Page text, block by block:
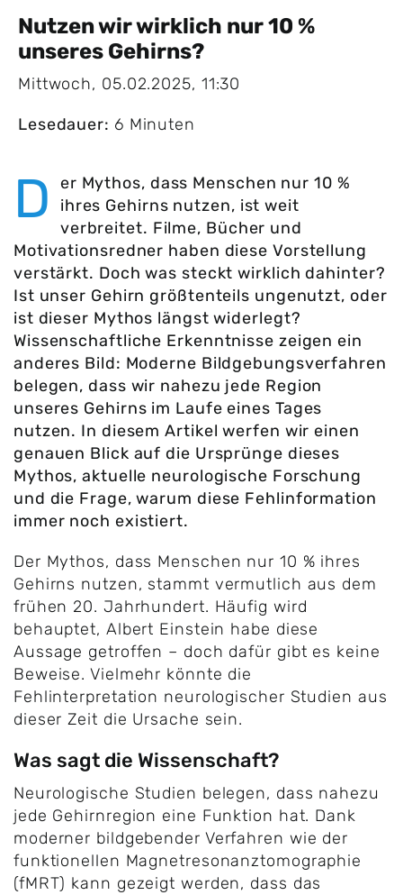
Nutzen wir wirklich nur 10 %
unseres Gehirns?
Mittwoch, 05.02.2025, 11:30
Lesedauer: 6 Minuten
D
er Mythos, dass Menschen nur 10 %
ihres Gehirns nutzen, ist weit
verbreitet. Filme, Bücher und
Motivationsredner haben diese Vorstellung
verstärkt. Doch was steckt wirklich dahinter?
Ist unser Gehirn größtenteils ungenutzt, oder
ist dieser Mythos längst widerlegt?
Wissenschaftliche Erkenntnisse zeigen ein
anderes Bild: Moderne Bildgebungsverfahren
belegen, dass wir nahezu jede Region
unseres Gehirns im Laufe eines Tages
nutzen. In diesem Artikel werfen wir einen
genauen Blick auf die Ursprünge dieses
Mythos, aktuelle neurologische Forschung
und die Frage, warum diese Fehlinformation
immer noch existiert.
Der Mythos, dass Menschen nur 10 % ihres
Gehirns nutzen, stammt vermutlich aus dem
frühen 20. Jahrhundert. Häufig wird
behauptet, Albert Einstein habe diese
Aussage getroffen – doch dafür gibt es keine
Beweise. Vielmehr könnte die
Fehlinterpretation neurologischer Studien aus
dieser Zeit die Ursache sein.
Was sagt die Wissenschaft?
Neurologische Studien belegen, dass nahezu
jede Gehirnregion eine Funktion hat. Dank
moderner bildgebender Verfahren wie der
funktionellen Magnetresonanztomographie
(fMRT) kann gezeigt werden, dass das